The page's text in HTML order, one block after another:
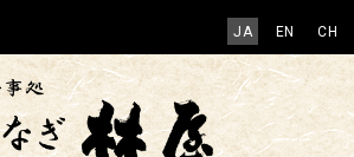
JA EN CH